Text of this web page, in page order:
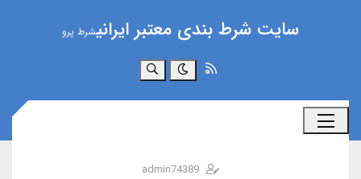
سایت شرط بندی معتبر ایرانیشرط پرو
جستجو
admin74389